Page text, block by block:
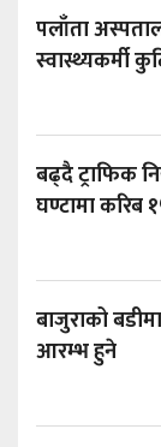
पलाँता
स्वास्थ्यकर्मी
बढ्दै ट्राफिक
घण्टामा करिब
बाजुराको
आरम्भ हुने